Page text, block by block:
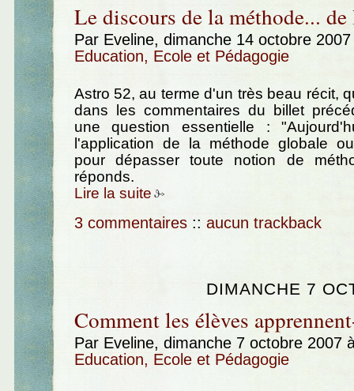
Le discours de la méthode... de
Par Eveline, dimanche 14 octobre
Education, Ecole et Pédagogie
Astro 52, au terme d'un très beau récit,
dans les commentaires du billet
une question essentielle :
l'application de la méthode globale
pour dépasser toute notion de
réponds.
Lire la suite
3 commentaires :: aucun trackback
DIMANCHE 7
Comment les élèves
Par Eveline, dimanche 7 octobre 2007
Education, Ecole et Pédagogie